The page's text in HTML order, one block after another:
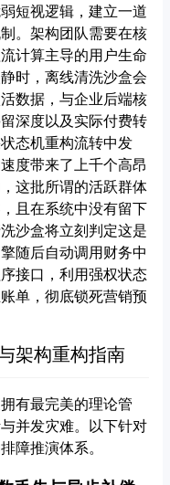
短视逻辑，建立一道
。架构团队需要在核
计算主导的用户生命
时，离线清洗沙盒会
数据，与企业后端核
深度以及实际付费转
态机重构流转中发
度带来了上千个高昂
这批所谓的活跃群体
且在系统中没有留下
沙盒将立刻判定这是
随后自动调用财务中
接口，利用强权状态
单，彻底锁死营销预
架构重构指南
有最完美的理论管
并发灾难。以下针对
障推演体系。